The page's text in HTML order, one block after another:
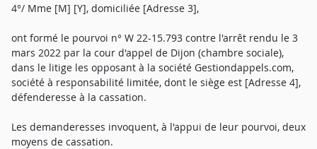
4°/ Mme [M] [Y], domiciliée [Adresse 3],
ont formé le pourvoi n° W 22-15.793 contre l'arrêt rendu le 3
mars 2022 par la cour d'appel de Dijon (chambre sociale),
dans le litige les opposant à la société Gestiondappels.com,
société à responsabilité limitée, dont le siège est [Adresse 4],
défenderesse à la cassation.
Les demanderesses invoquent, à l'appui de leur pourvoi, deux
moyens de cassation.